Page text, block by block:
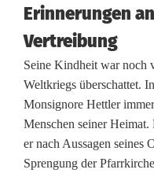
i
e
r
t
g
o
Erinnerungen
Vertreibung
Seine Kindheit war noch
Weltkriegs überschattet.
Monsignore Hettler
Menschen seiner
er nach Aussagen seines
Sprengung der